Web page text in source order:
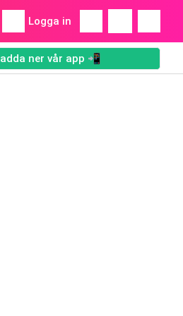
Logga in
ner vår app 📲